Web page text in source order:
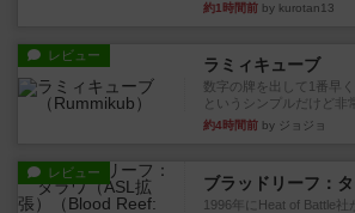
約1時間前 by kurotan13
レビュー ラミィキューブ
数字の牌を出して1番早
というシンプルだけど非
約4時間前 by ジョジョ
レビュー
ブラッドリーフ：
1996年にHeat of Battle社